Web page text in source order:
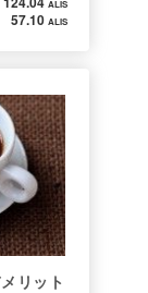
ALIS
57.10 ALIS
リット